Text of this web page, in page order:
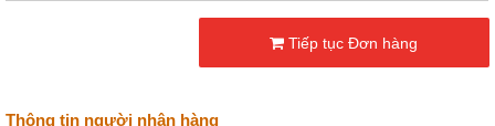
Tiếp tục Đơn hàng
Thông tin người nhận hàng